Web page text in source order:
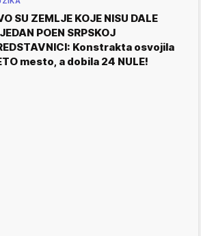
SU ZEMLJE KOJE NISU DALE
POEN SRPSKOJ
Konstrakta osvojila
mesto, a dobila 24 NULE!